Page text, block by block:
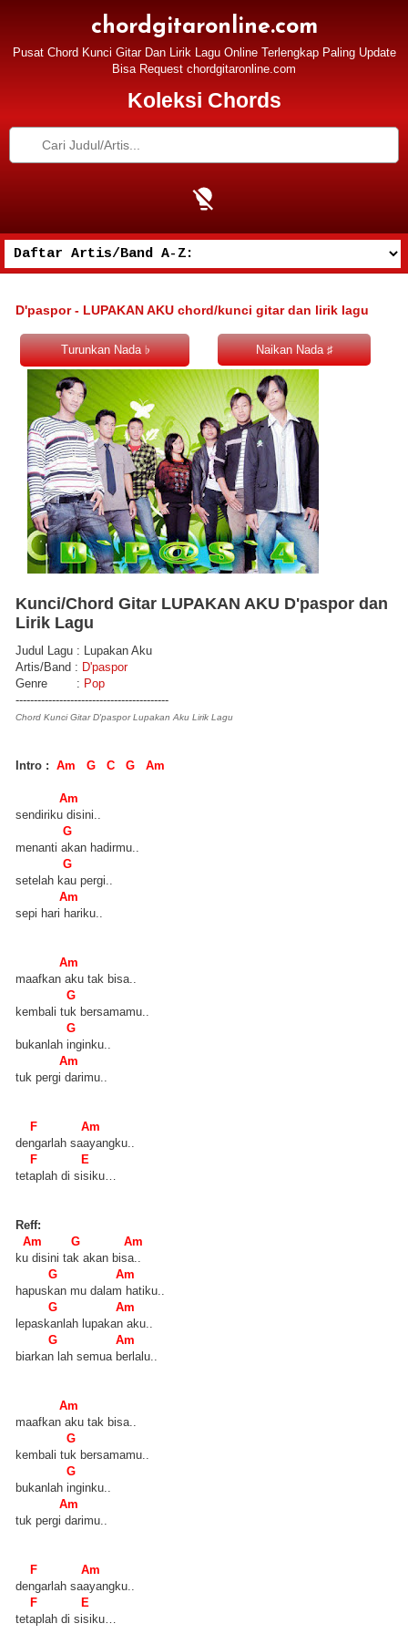
chordgitaronline.com
Pusat Chord Kunci Gitar Dan Lirik Lagu Online Terlengkap Paling Update
Bisa Request chordgitaronline.com
Koleksi Chords
D'paspor - LUPAKAN AKU chord/kunci gitar dan lirik lagu
Kunci/Chord Gitar LUPAKAN AKU D'paspor dan
Lirik Lagu
Judul Lagu : Lupakan Aku
Artis/Band : D'paspor
Genre : Pop
------------------------------------------
Chord Kunci Gitar D'paspor Lupakan Aku Lirik Lagu
Intro : Am G C G Am
Am
sendiriku disini..
G
menanti akan hadirmu..
G
setelah kau pergi..
Am
sepi hari hariku..
Am
maafkan aku tak bisa..
G
kembali tuk bersamamu..
G
bukanlah inginku..
Am
tuk pergi darimu..
F Am
dengarlah saayangku..
F E
tetaplah di sisiku…
Reff:
Am G Am
ku disini tak akan bisa..
G Am
hapuskan mu dalam hatiku..
G Am
lepaskanlah lupakan aku..
G Am
biarkan lah semua berlalu..
Am
maafkan aku tak bisa..
G
kembali tuk bersamamu..
G
bukanlah inginku..
Am
tuk pergi darimu..
F Am
dengarlah saayangku..
F E
tetaplah di sisiku…